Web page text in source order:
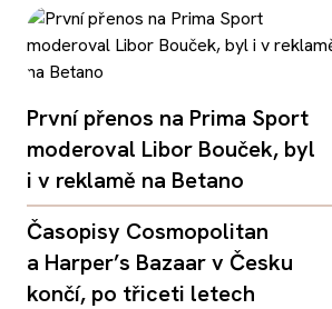
První přenos na Prima Sport
moderoval Libor Bouček, byl
i v reklamě na Betano
Časopisy Cosmopolitan
a Harper’s Bazaar v Česku
končí, po třiceti letech